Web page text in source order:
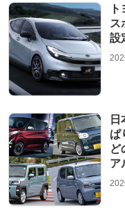
ス
設
ぱ
ど
ア